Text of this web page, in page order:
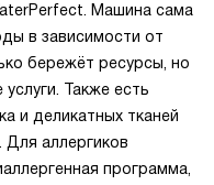
Машина сама
в зависимости от
бережёт ресурсы, но
Также есть
и деликатных тканей
аллергиков
программа,